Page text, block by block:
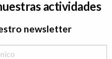
actividades
newsletter